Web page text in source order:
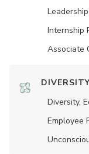
Internship
Associate
Diversity,
Employee